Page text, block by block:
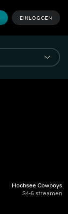
EINLOGGEN
Hochsee Cowboys
S4-6 streamen